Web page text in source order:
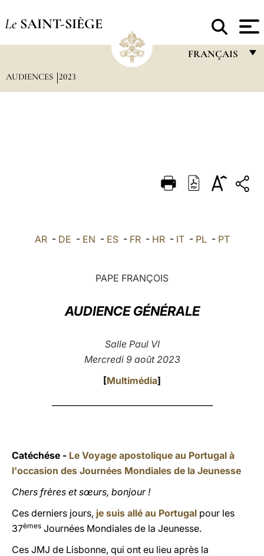
Le SAINT-SIÈGE
FRANÇAIS
DEUTSCH
العربيّة
AUDIENCES 2023
AR- DE - EN - ES- FR- HR- IT- PL- PT
PAPE FRANÇOIS
AUDIENCE GÉNÉRALE
Salle Paul VI
Mercredi 9 août 2023
[Multimédia]
Catéchése - Le Voyage apostolique au Portugal à
l'occasion des Journées Mondiales de la Jeunesse
Chers frères et sœurs, bonjour !
Ces derniers jours, je suis allé au Portugal pour les
37èmes Journées Mondiales de la Jeunesse.
Ces JMJ de Lisbonne, qui ont eu lieu après la